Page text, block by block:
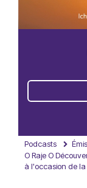
Podcasts
O Raje O
à l'occasion de